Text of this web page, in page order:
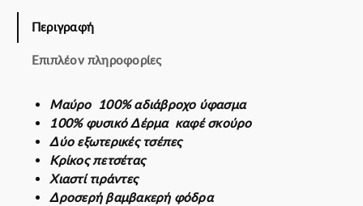
α
Περιγραφή
Επιπλέον πληροφορίες
Μαύρο 100% αδιάβροχο ύφασμα
100% φυσικό Δέρμα καφέ σκούρο
Δύο εξωτερικές τσέπες
Κρίκος πετσέτας
Χιαστί τιράντες
Δροσερή βαμβακερή φόδρα